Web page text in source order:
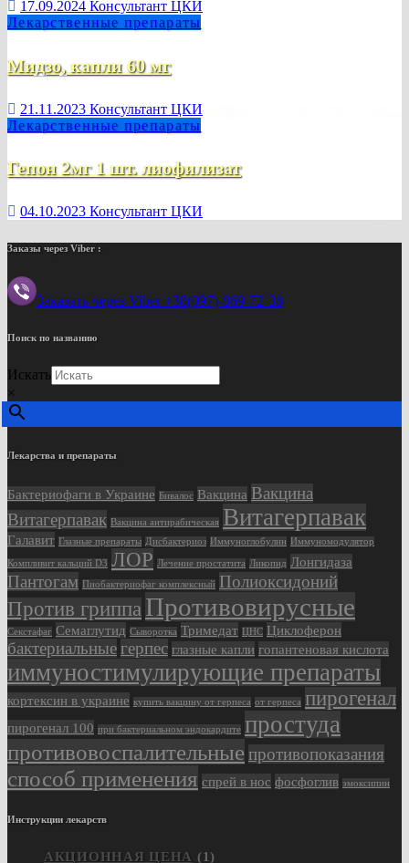
17.09.2024 Консультант ЦКИ
Лекарственные препараты
Мидзо, капли 60 мг
21.11.2023 Консультант ЦКИ
Лекарственные препараты
Гепон 2мг 1 шт. лиофилизат
04.10.2023 Консультант ЦКИ
Заказы через Viber :
Заказать через Viber +38(097)-869-72-38
Поиск по названию
Искать
×
Лекарства и препараты
Бактериофаги в Украине Бивалос Вакцина Вакцина
Витагерпавак Вакцина антирабическая Витагерпавак
Галавит Глазные препараты Дисбактериоз Иммуноглобулин Иммуномодулятор
Компливит кальций D3 ЛОР Лечение простатита Ликопид Лонгидаза
Пантогам Пиобактериофаг комплексный Полиоксидоний
Против гриппа Противовирусные
Секстафаг Семаглутид Сыворотка Тримедат ЦНС Циклоферон
бактериальныегерпес глазные капли гопантеновая кислота
иммуностимулирующие препараты
кортексин в украине купить вакцину от герпеса от герпеса пирогенал
пирогенал 100 при бактериальном эндокардите простуда
противовоспалительные противопоказания
способ применения спрей в нос фосфоглив эмоксипин
Инструкции лекарств
АКЦИОННАЯ ЦЕНА (1)